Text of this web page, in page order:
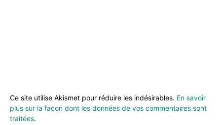
Ce site utilise Akismet pour réduire les indésirables. En savoir
plus sur la façon dont les données de vos commentaires sont
traitées.